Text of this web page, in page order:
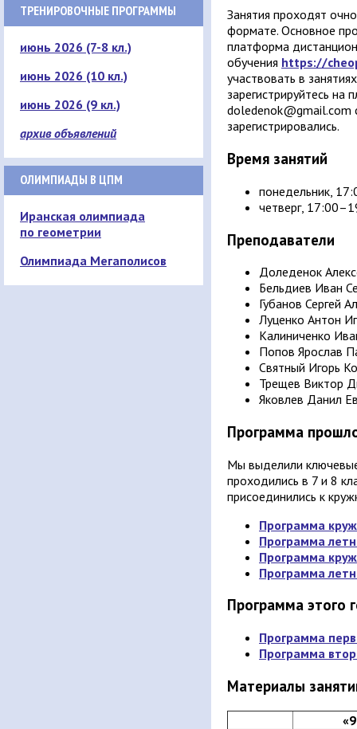
ТРЕНИРОВОЧНЫЕ ПРОГРАММЫ
июнь 2026 (7-8 кл.)
июнь 2026 (10 кл.)
июнь 2026 (9 кл.)
архив объявлений
ОЛИМПИАДЫ В ЦПМ
Иранская олимпиада
по геометрии
Олимпиада Мегаполисов
Занятия проходят
формате. Основное
платформа
обучения https://
участвовать в
зарегистрируйтесь
doledenok@gmail.com
зарегистрировались.
Время занятий
понедельник,
четверг,
Преподаватели
Доледенок
Бельдиев Иван
Губанов Сергей
Луценко Антон
Калиниченко
Попов Ярослав
Святный Игорь
Трещев Виктор
Яковлев Данил
Программа
Мы выделили
проходились в 7 и 8
присоединились к
Программа
Программа
Программа
Программа
Программа этого
Программа
Программа
Материалы